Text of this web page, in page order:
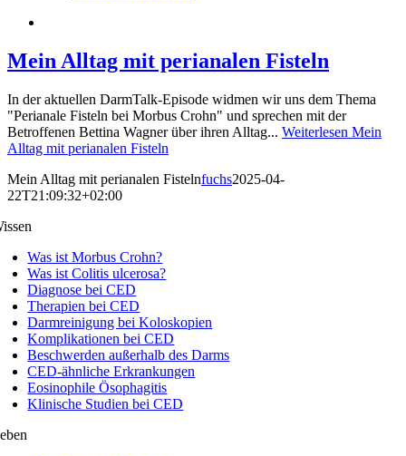
Mein Alltag mit perianalen Fisteln
In der aktuellen DarmTalk-Episode widmen wir uns dem Thema
"Perianale Fisteln bei Morbus Crohn" und sprechen mit der
Betroffenen Bettina Wagner über ihren Alltag... Weiterlesen Mein
Alltag mit perianalen Fisteln
Mein Alltag mit perianalen Fistelnfuchs2025-04-
22T21:09:32+02:00
Was ist Morbus Crohn?
Was ist Colitis ulcerosa?
Diagnose bei CED
Therapien bei CED
Darmreinigung bei Koloskopien
Komplikationen bei CED
Beschwerden außerhalb des Darms
CED-ähnliche Erkrankungen
Eosinophile Ösophagitis
Klinische Studien bei CED